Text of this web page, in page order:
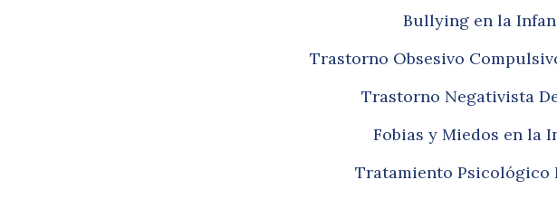
Bullying en la
Trastorno Obsesivo
Trastorno Negativista
Fobias y Miedos en la
Tratamiento Psicológico